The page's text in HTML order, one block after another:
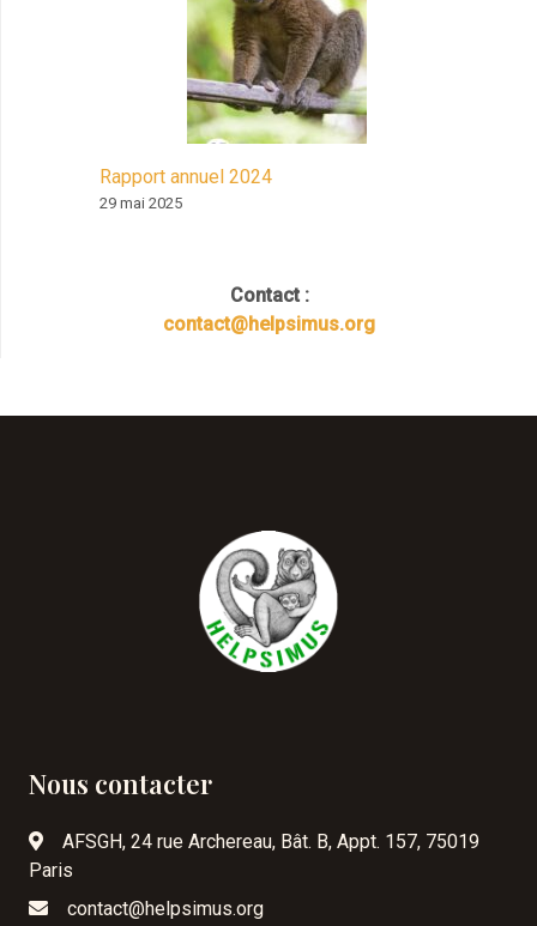
Rapport annuel 2024
29 mai 2025
Contact :
contact@helpsimus.org
Nous contacter
AFSGH, 24 rue Archereau, Bât. B, Appt. 157, 75019
Paris
contact@helpsimus.org